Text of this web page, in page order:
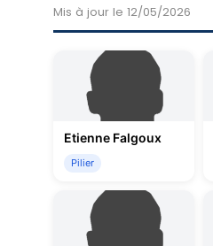
Mis à jour le 12/05/2026
Etienne Falgoux
Pilier